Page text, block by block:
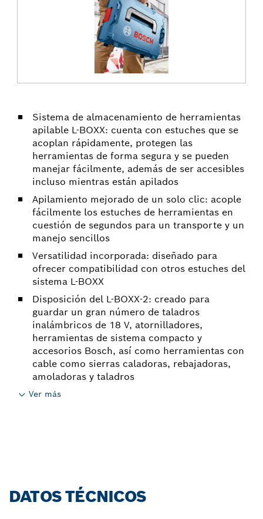
Sistema de almacenamiento de herramientas
apilable L-BOXX: cuenta con estuches que se
acoplan rápidamente, protegen las
herramientas de forma segura y se pueden
manejar fácilmente, además de ser accesibles
incluso mientras están apilados
Apilamiento mejorado de un solo clic: acople
fácilmente los estuches de herramientas en
cuestión de segundos para un transporte y un
manejo sencillos
Versatilidad incorporada: diseñado para
ofrecer compatibilidad con otros estuches del
sistema L-BOXX
Disposición del L-BOXX-2: creado para
guardar un gran número de taladros
inalámbricos de 18 V, atornilladores,
herramientas de sistema compacto y
accesorios Bosch, así como herramientas con
cable como sierras caladoras, rebajadoras,
amoladoras y taladros
Ver más
DATOS TÉCNICOS